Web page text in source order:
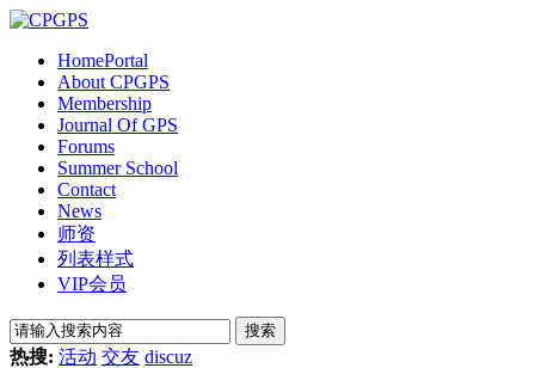
HomePortal
About CPGPS
Membership
Journal Of GPS
Forums
Summer School
Contact
News
师资
列表样式
VIP会员
搜索
热搜: 活动 交友 discuz